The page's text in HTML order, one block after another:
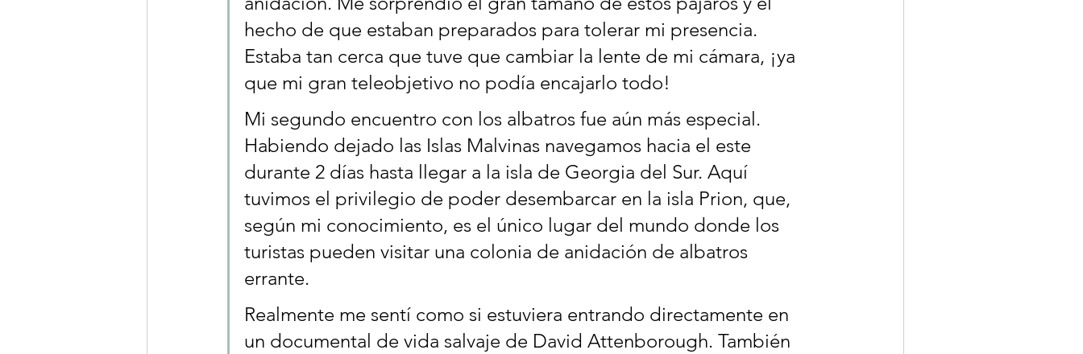
hecho de que estaban preparados para tolerar mi presencia.
Estaba tan cerca que tuve que cambiar la lente de mi cámara, ¡ya
que mi gran teleobjetivo no podía encajarlo todo!
Mi segundo encuentro con los albatros fue aún más especial.
Habiendo dejado las Islas Malvinas navegamos hacia el este
durante 2 días hasta llegar a la isla de Georgia del Sur. Aquí
tuvimos el privilegio de poder desembarcar en la isla Prion, que,
según mi conocimiento, es el único lugar del mundo donde los
turistas pueden visitar una colonia de anidación de albatros
errante.
Realmente me sentí como si estuviera entrando directamente en
un documental de vida salvaje de David Attenborough. También